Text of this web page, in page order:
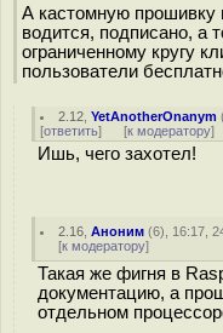
А кастомную прошивку
водится, подписано, а
ограниченному кругу
пользователи
2.12 ,YetAnotherOnanym
[ответить] [к модератору]
Ишь, чего захотел!
2.16 ,Аноним (6), 16:17,
[к модератору]
Такая же фигня в
документацию, а
отдельном